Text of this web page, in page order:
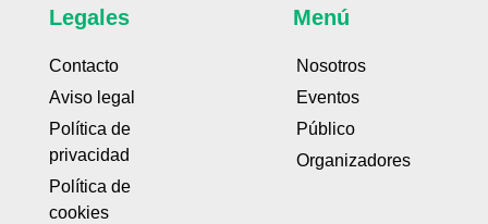
Legales
Contacto
Aviso legal
Política de
privacidad
Política de
cookies
Menú
Nosotros
Eventos
Público
Organizadores